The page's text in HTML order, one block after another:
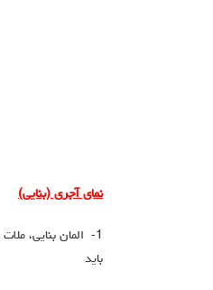
نماي آجري (بنایی)
1- المان بنایی،
باید